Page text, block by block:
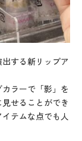
する新リップア
ラーで「影」を
せることができ
テムな点でも人